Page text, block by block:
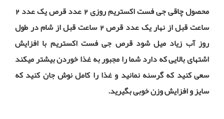
محصول چاقی جی فست اکستریم روزی 2 عدد قرص یک عدد 2
ساعت قبل از نهار یک عدد قرص 2 ساعت قبل از
شام در طول
روز آب زیاد میل شود قرص جی فست اکستریم با افزایش
اشتهای بالایی که دارد شما را مجبور به غذاخوردن بیشتر میکند
سعی کنید که گرسنه نمانید و غذا را کامل نوش جان کنید که
سایز و افزایش وزن خوبی بگیرید.